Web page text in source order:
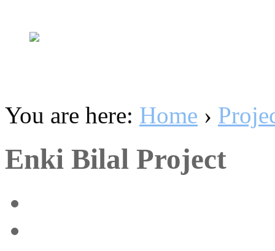
You are here: Home ›
Enki Bilal Project